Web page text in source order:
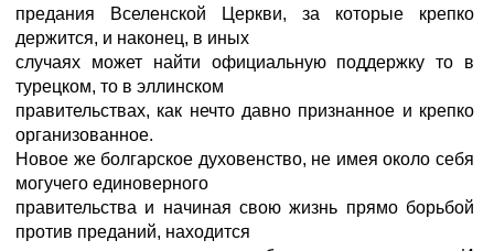
предания Вселенской Церкви, за которые крепко
держится, и наконец, в иных
случаях может найти официальную поддержку то в
турецком, то в эллинском
правительствах, как нечто давно признанное и крепко
организованное.
Новое же болгарское духовенство, не имея около себя
могучего единоверного
правительства и начиная свою жизнь прямо борьбой
против преданий, находится